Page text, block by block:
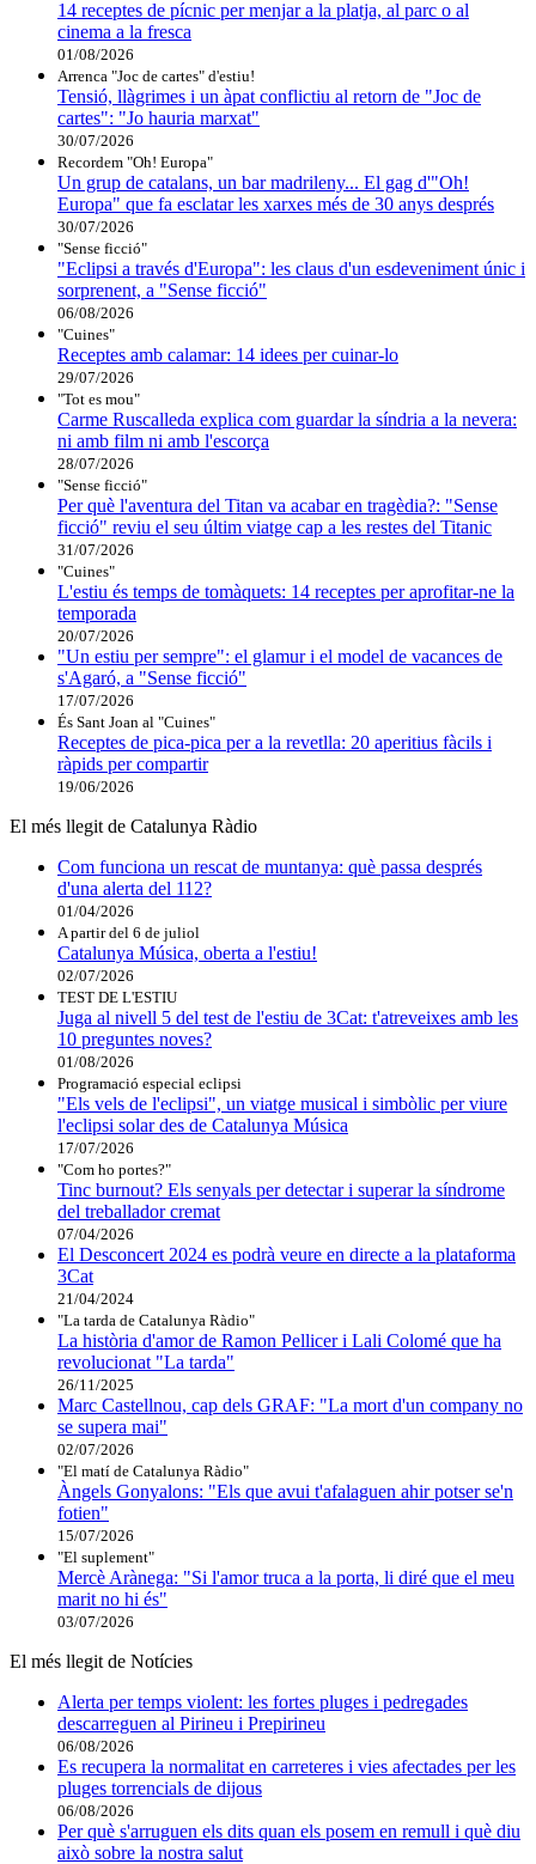
14 receptes de pícnic per menjar a la platja, al parc o al
cinema a la fresca
01/08/2026
Arrenca "Joc de cartes" d'estiu!
Tensió, llàgrimes i un àpat conflictiu al retorn de "Joc de
cartes": "Jo hauria marxat"
30/07/2026
Recordem "Oh! Europa"
Un grup de catalans, un bar madrileny... El gag d'"Oh!
Europa" que fa esclatar les xarxes més de 30 anys després
30/07/2026
"Sense ficció"
"Eclipsi a través d'Europa": les claus d'un esdeveniment únic i
sorprenent, a "Sense ficció"
06/08/2026
"Cuines"
Receptes amb calamar: 14 idees per cuinar-lo
29/07/2026
"Tot es mou"
Carme Ruscalleda explica com guardar la síndria a la nevera:
ni amb film ni amb l'escorça
28/07/2026
"Sense ficció"
Per què l'aventura del Titan va acabar en tragèdia?: "Sense
ficció" reviu el seu últim viatge cap a les restes del Titanic
31/07/2026
"Cuines"
L'estiu és temps de tomàquets: 14 receptes per aprofitar-ne la
temporada
20/07/2026
"Un estiu per sempre": el glamur i el model de vacances de
s'Agaró, a "Sense ficció"
17/07/2026
És Sant Joan al "Cuines"
Receptes de pica-pica per a la revetlla: 20 aperitius fàcils i
ràpids per compartir
19/06/2026
El més llegit de Catalunya Ràdio
Com funciona un rescat de muntanya: què passa després
d'una alerta del 112?
01/04/2026
A partir del 6 de juliol
Catalunya Música, oberta a l'estiu!
02/07/2026
TEST DE L'ESTIU
Juga al nivell 5 del test de l'estiu de 3Cat: t'atreveixes amb les
10 preguntes noves?
01/08/2026
Programació especial eclipsi
"Els vels de l'eclipsi", un viatge musical i simbòlic per viure
l'eclipsi solar des de Catalunya Música
17/07/2026
"Com ho portes?"
Tinc burnout? Els senyals per detectar i superar la síndrome
del treballador cremat
07/04/2026
El Desconcert 2024 es podrà veure en directe a la plataforma
3Cat
21/04/2024
"La tarda de Catalunya Ràdio"
La història d'amor de Ramon Pellicer i Lali Colomé que ha
revolucionat "La tarda"
26/11/2025
Marc Castellnou, cap dels GRAF: "La mort d'un company no
se supera mai"
02/07/2026
"El matí de Catalunya Ràdio"
Àngels Gonyalons: "Els que avui t'afalaguen ahir potser se'n
fotien"
15/07/2026
"El suplement"
Mercè Arànega: "Si l'amor truca a la porta, li diré que el meu
marit no hi és"
03/07/2026
El més llegit de Notícies
Alerta per temps violent: les fortes pluges i pedregades
descarreguen al Pirineu i Prepirineu
06/08/2026
Es recupera la normalitat en carreteres i vies afectades per les
pluges torrencials de dijous
06/08/2026
Per què s'arruguen els dits quan els posem en remull i què diu
això sobre la nostra salut